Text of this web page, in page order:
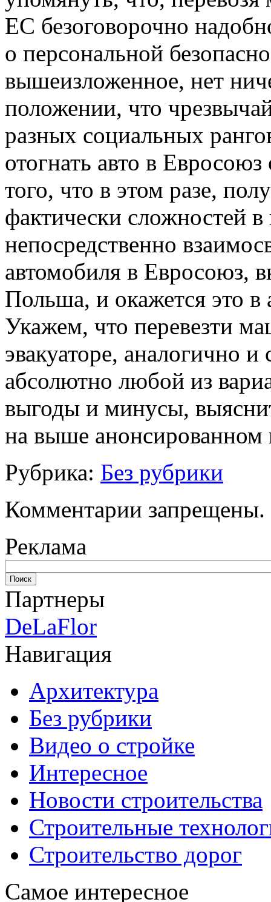
ЕС безоговорочно
о персональной
вышеизложенное, нет
положении, что
разных социальных
отогнать авто в
того, что в этом разе,
фактически сложностей в
непосредственно
автомобиля в Евросоюз,
Польша, и окажется это
Укажем, что перевезти
эвакуаторе, аналогично
абсолютно любой из
выгоды и минусы,
на выше анонсированном
Рубрика: Без рубрики
Комментарии запрещены.
Реклама
Партнеры
DeLaFlor
Навигация
Архитектура
Без рубрики
Видео о стройке
Интересное
Новости строительства
Строительные
Строительство дорог
Самое интересное